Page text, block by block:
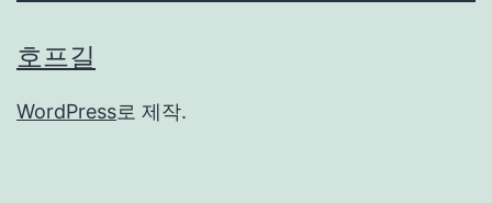
호프길
WordPress로 제작.